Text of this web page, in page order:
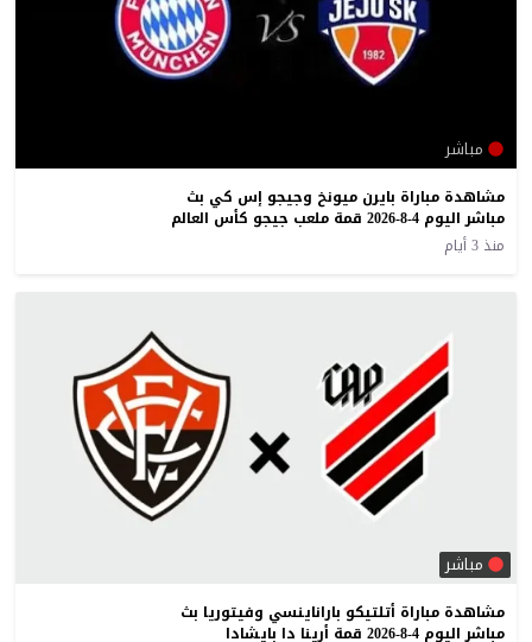
مباشر
مشاهدة مباراة بايرن ميونخ وجيجو إس كي بث
مباشر اليوم 4-8-2026 قمة ملعب جيجو كأس العالم
منذ 3 أيام
مباشر
مشاهدة مباراة أتلتيكو باراناينسي وفيتوريا بث
مباشر اليوم 4-8-2026 قمة أرينا دا بايشادا